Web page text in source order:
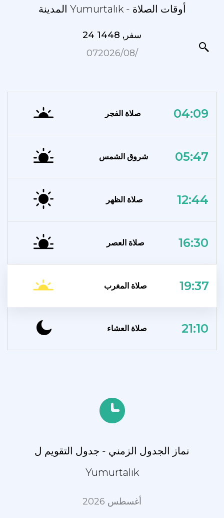
المدينة Yumurtalık - أوقات الصلاة
24 سفر, 1448
07‏/08‏/2026
صلاة الفجر 04:09
شروق الشمس 05:47
صلاة الظهر 12:44
صلاة العصر 16:30
صلاة المغرب 19:37
صلاة العشاء 21:10
نماز الجدول الزمني - جدول التقويم ل
Yumurtalık
أغسطس 2026